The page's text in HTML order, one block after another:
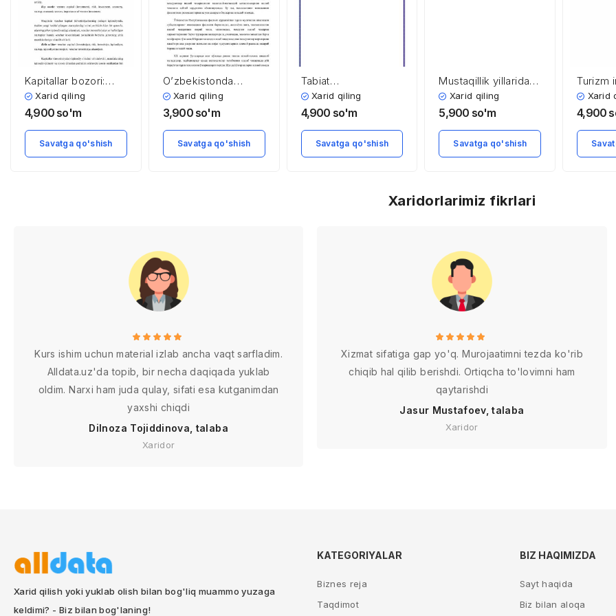
Kapitallar bozori:
venchur kapital,
uning iqtisodiyotdagi
Xarid qiling
4,900 so'm
Savatga qo'shish
O’zbekistonda
innovatsion faoliyatni
rivojlantirish
Xarid qiling
3,900 so'm
Savatga qo'shish
Tabiat
komponentlaridan
foydalanish va ularni
ekologik–iqtisodiy
asoslari
Xarid qiling
4,900 so'm
Savatga qo'shish
Mustaqillik yillarida
O’zbekiston
Respublikasi
amalga oshirilgan
tarkibiy o’zgarishlar
Xarid qiling
5,900 so'm
Savatga qo'shish
Turizm
Xarid
4,900
Xaridorlarimiz fikrlari
Kurs ishim uchun material izlab ancha vaqt sarfladim.
Alldata.uz'da topib, bir necha daqiqada yuklab
oldim. Narxi ham juda qulay, sifati esa kutganimdan
yaxshi chiqdi
Dilnoza Tojiddinova, talaba
Xaridor
Xizmat sifatiga gap yo'q. Murojaatimni tezda ko'rib
chiqib hal qilib berishdi. Ortiqcha to'lovimni ham
qaytarishdi
Jasur Mustafoev, talaba
Xaridor
Xarid qilish yoki yuklab olish bilan bog'liq muammo yuzaga
keldimi? - Biz bilan bog'laning!
KATEGORIYALAR
Biznes reja
Taqdimot
BIZ HAQIMIZDA
Sayt haqida
Biz bilan aloqa